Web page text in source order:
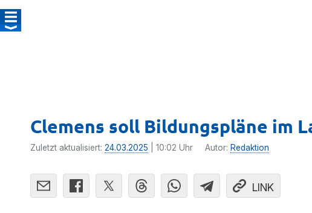
Clemens soll Bildungspläne im
Zuletzt aktualisiert: 24.03.2025 | 10:02 Uhr Autor: Redaktion
LINK